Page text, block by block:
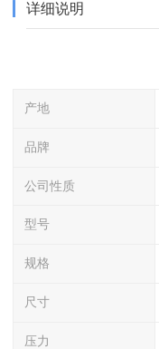
详细说明
产地
品牌
公司性质
型号
规格
尺寸
压力